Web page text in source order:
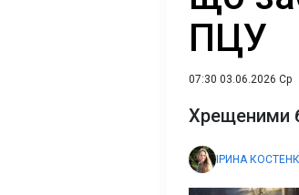
ПЦУ
07:30 03.06.2026 Ср
Хрещеними
ІРИНА